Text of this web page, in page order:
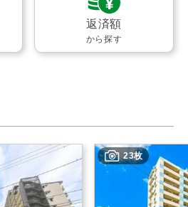
返済額
から探す
23枚